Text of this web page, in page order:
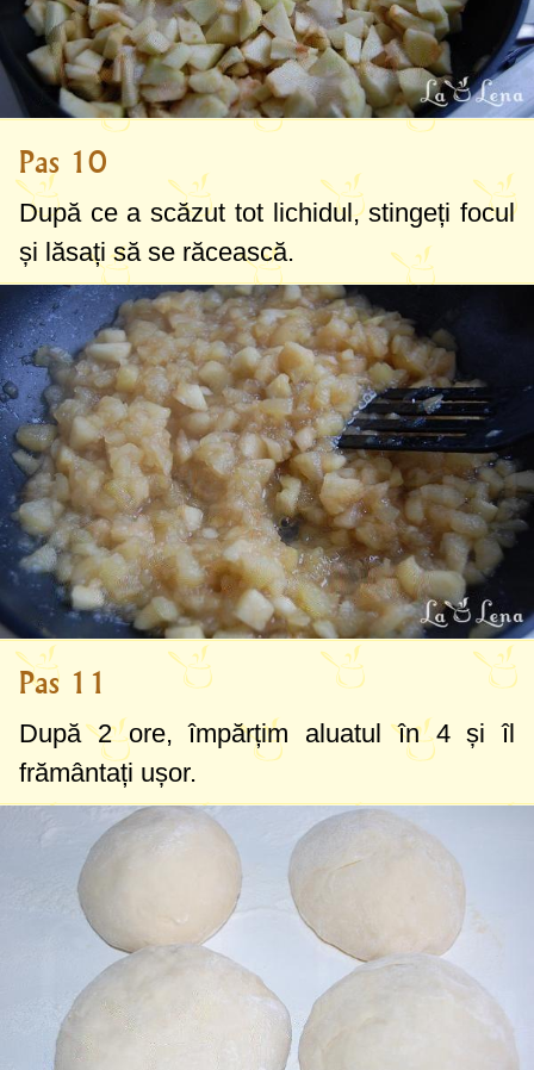
Pas 10
După ce a scăzut tot lichidul, stingeți focul
și lăsați să se răcească.
Pas 11
După 2 ore, împărțim aluatul în 4 și îl
frământați ușor.